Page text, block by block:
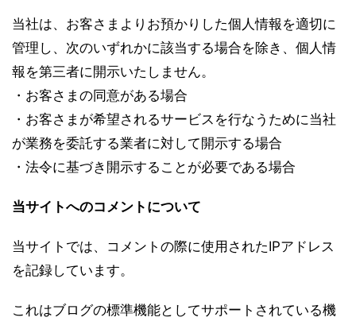
当社は、お客さまよりお預かりした個人情報を適切に
管理し、次のいずれかに該当する場合を除き、個人情
報を第三者に開示いたしません。
・お客さまの同意がある場合
・お客さまが希望されるサービスを行なうために当社
が業務を委託する業者に対して開示する場合
・法令に基づき開示することが必要である場合
当サイトへのコメントについて
当サイトでは、コメントの際に使用されたIPアドレス
を記録しています。
これはブログの標準機能としてサポートされている機